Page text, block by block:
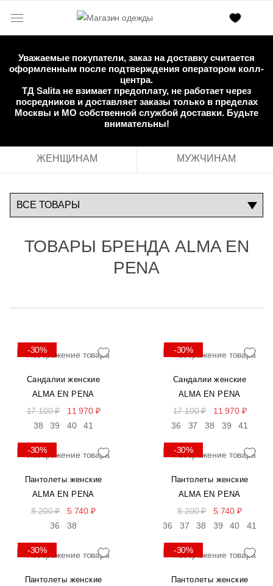
Уважаемые покупатели, заказ на доставку считается
оформленным после подтверждения оператором колл-
центра.
ТД Salita не взимает предоплату, не работает через
посредников и доставляет заказы только в пределах
Москвы и МО собственной службой доставки. Будьте
внимательны!
ЖЕНЩИНАМ МУЖЧИНАМ
ТОВАРЫ БРЕНДА ALMA EN
PENA
-30%
Сандалии женские
ALMA EN PENA
17 100 ₽
11 970 ₽
38
39 40 41
-30%
Сандалии женские
ALMA EN PENA
17 100 ₽
11 970 ₽
36
37 38 39 41
-30%
Пантолеты женские
ALMA EN PENA
8 200 ₽
5 740 ₽
36
38
-30%
Пантолеты женские
ALMA EN PENA
8 200 ₽
5 740 ₽
36
37 38 39 40 41
-30%
Пантолеты женские
-30%
Пантолеты женские